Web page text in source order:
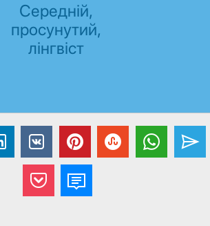
Середній,
просунутий,
лінгвіст